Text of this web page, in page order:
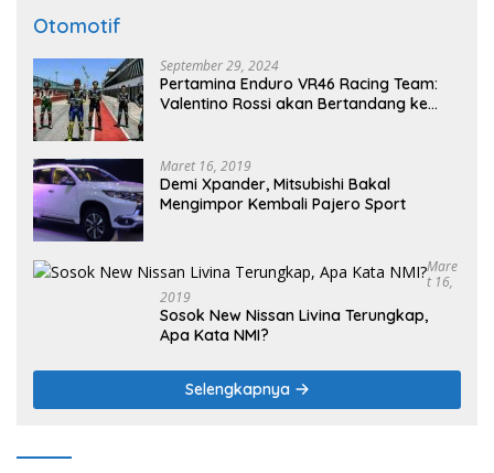
Otomotif
September 29, 2024
Pertamina Enduro VR46 Racing Team:
Valentino Rossi akan Bertandang ke
Maret 16, 2019
Demi Xpander, Mitsubishi Bakal
Mengimpor Kembali Pajero Sport
Mare
T 16,
2019
Sosok New Nissan Livina Terungkap,
Apa Kata NMI?
Selengkapnya